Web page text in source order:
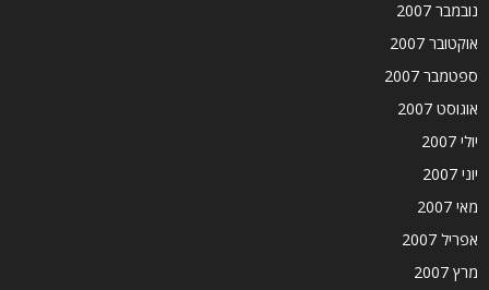
נובמבר 2007
אוקטובר 2007
ספטמבר 2007
אוגוסט 2007
יולי 2007
יוני 2007
מאי 2007
אפריל 2007
מרץ 2007